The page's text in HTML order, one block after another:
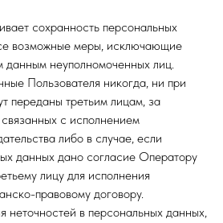
сохранность персональных
возможные меры, исключающие
данным неуполномоченных лиц.
Пользователя никогда, ни при
переданы третьим лицам, за
с исполнением
либо в случае, если
данных дано согласие Оператору
лицу для исполнения
правовому договору.
неточностей в персональных данных,